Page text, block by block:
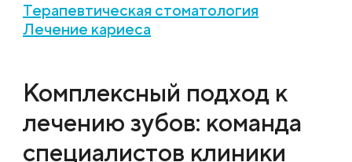
Терапевтическая стоматология
Лечение кариеса
Комплексный подход к
лечению зубов: команда
специалистов клиники